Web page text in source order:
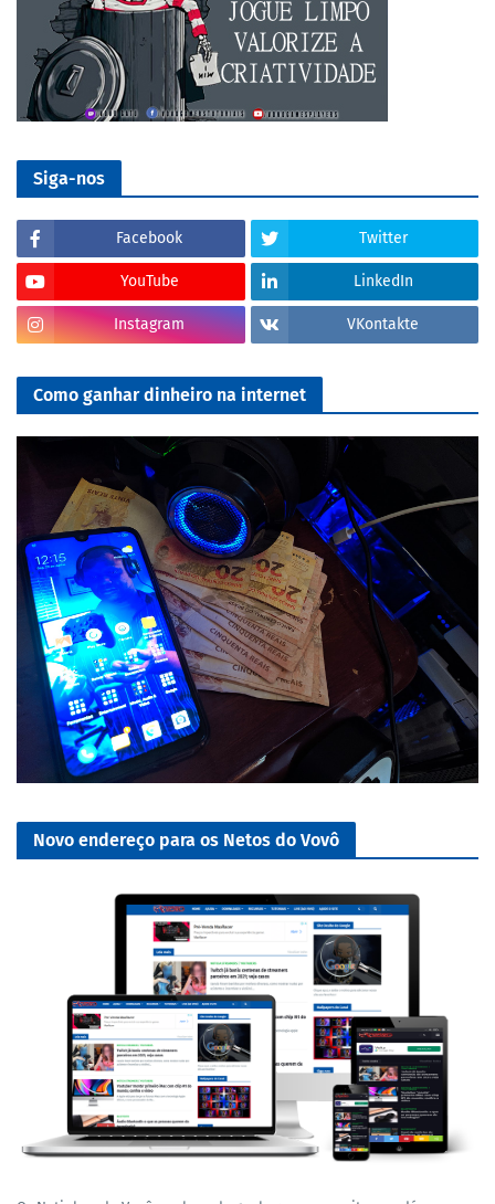
Siga-nos
Facebook Twitter
YouTube LinkedIn
Instagram VKontakte
Como ganhar dinheiro na internet
Novo endereço para os Netos do Vovô